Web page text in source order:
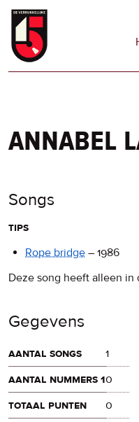
Overslaan
naar
annabel
Songs
tips
Rope bridge – 1986
Deze song heeft alleen in
Gegevens
aantal songs
1
aantal nummers 10
totaal punten
0